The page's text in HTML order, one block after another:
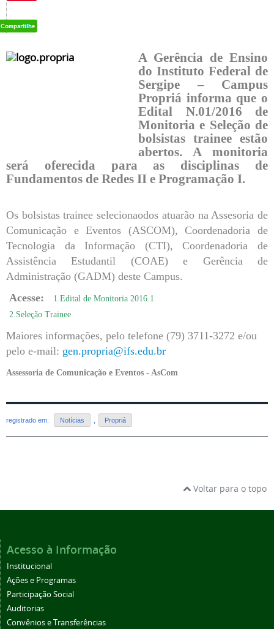
A Gerência de Ensino
do Instituto Federal de
Sergipe – Campus
Propriá informa que o
Edital N.01/2016 de
Monitoria e Seleção de
bolsistas trainee estão
abertos. A monitoria
será oferecida para as disciplinas de
Fundamentos de Redes II e Programação I.
Os bolsistas trainee selecionaodos atuarão na Assesoria de
Comunicação e Eventos (ASCOM), Coordenadoria de
Tecnologia da Informação (CTI), Coordenadoria de
Assistência Estudantil (COAE) e Gerência de
Administração (GADM) deste Campus.
Acesse:
1.Edital de Monitoria 2016.1
2.Seleção Trainee
Maiores informações, pelo telefone (79) 3711-3272 e/ou
pelo e-mail: gen.propria@ifs.edu.br
Assessoria de Comunicação e Eventos - AsCom
registrado em: Notícias Propriá
Voltar para o topo
Acesso à Informação
Institucional
Ações e Programas
Participação Social
Auditorias
Convênios e Transferências